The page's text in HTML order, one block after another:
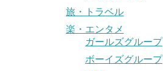
旅・トラベル
楽・エンタメ
ガールズグループ
ボーイズグループ